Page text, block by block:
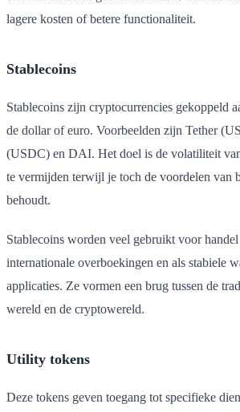
lagere kosten of betere functionaliteit.
Stablecoins
Stablecoins zijn cryptocurrencies gekoppeld
de dollar of euro. Voorbeelden zijn Tether
(USDC) en DAI. Het doel is de volatiliteit
te vermijden terwijl je toch de voordelen van
behoudt.
Stablecoins worden veel gebruikt voor
internationale overboekingen en als stabiele
applicaties. Ze vormen een brug tussen de
wereld en de cryptowereld.
Utility tokens
Deze tokens geven toegang tot specifieke